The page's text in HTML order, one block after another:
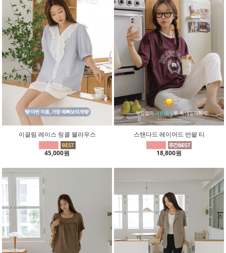
이끌림 레이스 링클 블라우스
45,000원
스탠다드 레이어드 반팔 티
18,800원